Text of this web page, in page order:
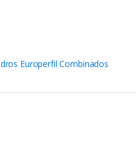
Europerfil Combinados